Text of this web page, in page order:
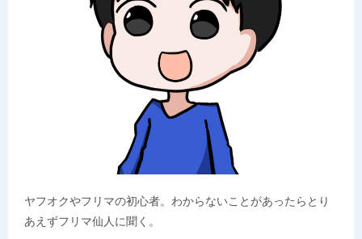
ヤフオクやフリマの初心者。わからないことがあったらとり
あえずフリマ仙人に聞く。